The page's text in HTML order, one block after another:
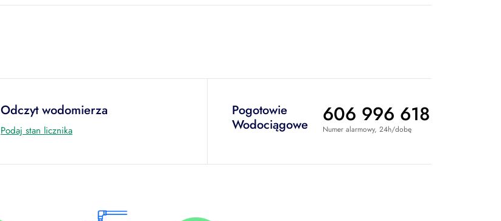
Odczyt wodomierza
Podaj stan licznika
Pogotowie
Wodociągowe
606 996 618
Numer alarmowy, 24h/dobę